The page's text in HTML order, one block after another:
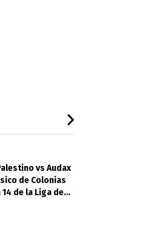
vs Audax
de Colonias
de la Liga de